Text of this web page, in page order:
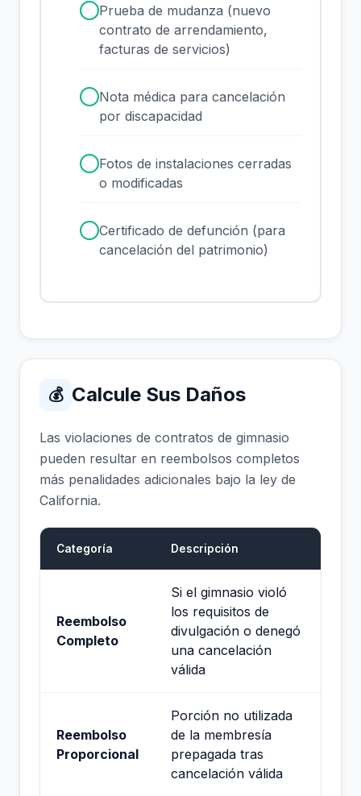
Prueba de mudanza (nuevo
contrato de arrendamiento,
facturas de servicios)
Nota médica para cancelación
por discapacidad
Fotos de instalaciones cerradas
o modificadas
Certificado de defunción (para
cancelación del patrimonio)
💰 Calcule Sus Daños
Las violaciones de contratos de gimnasio
pueden resultar en reembolsos completos
más penalidades adicionales bajo la ley de
California.
Categoría Descripción
Reembolso
Completo
Si el gimnasio violó
los requisitos de
divulgación o denegó
una cancelación
válida
Reembolso
Proporcional
Porción no utilizada
de la membresía
prepagada tras
cancelación válida